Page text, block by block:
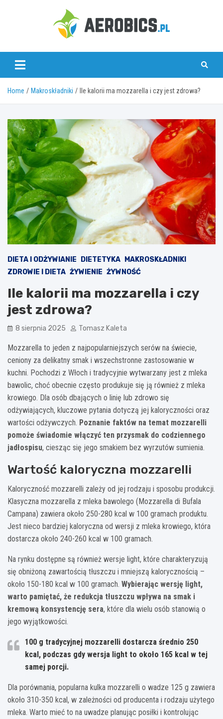
aerobics.pl
Home Makroskładniki Ile kalorii ma mozzarella i czy jest zdrowa?
DIETA I ODŻYWIANIE DIETETYKA
MAKROSKŁADNIKI
ZDROWIE I DIETA ŻYWIENIE ŻYWNOŚĆ
Ile kalorii ma mozzarella i czy
jest zdrowa?
8 sierpnia 2025 Tomasz Kaleta
Mozzarella to jeden z najpopularniejszych serów na świecie,
ceniony za delikatny smak i wszechstronne zastosowanie w
kuchni. Pochodzi z Włoch i tradycyjnie wytwarzany jest z mleka
bawolic, choć obecnie często produkuje się ją również z mleka
krowiego. Dla osób dbających o linię lub zdrowo się
odżywiających, kluczowe pytania dotyczą jej kaloryczności oraz
wartości odżywczych. Poznanie faktów na temat mozzarelli
pomoże świadomie włączyć ten przysmak do codziennego
jadłospisu, ciesząc się jego smakiem bez wyrzutów sumienia.
Wartość kaloryczna mozzarelli
Kaloryczność mozzarelli zależy od jej rodzaju i sposobu produkcji.
Klasyczna mozzarella z mleka bawolego (Mozzarella di Bufala
Campana) zawiera około 250-280 kcal w 100 gramach produktu.
Jest nieco bardziej kaloryczna od wersji z mleka krowiego, która
dostarcza około 240-260 kcal w 100 gramach.
Na rynku dostępne są również wersje light, które charakteryzują
się obniżoną zawartością tłuszczu i mniejszą kalorycznością –
około 150-180 kcal w 100 gramach. Wybierając wersję light,
warto pamiętać, że redukcja tłuszczu wpływa na smak i
kremową konsystencję sera, które dla wielu osób stanowią o
jego wyjątkowości.
100 g tradycyjnej mozzarelli dostarcza średnio 250
kcal, podczas gdy wersja light to około 165 kcal w tej
samej porcji.
Dla porównania, popularna kulka mozzarelli o wadze 125 g zawiera
około 310-350 kcal, w zależności od producenta i rodzaju użytego
mleka. Warto mieć to na uwadze planując posiłki i kontrolując